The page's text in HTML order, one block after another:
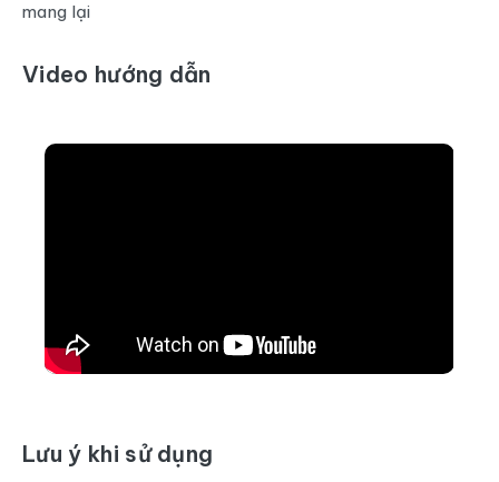
mang lại
Video hướng dẫn
Lưu ý khi sử dụng